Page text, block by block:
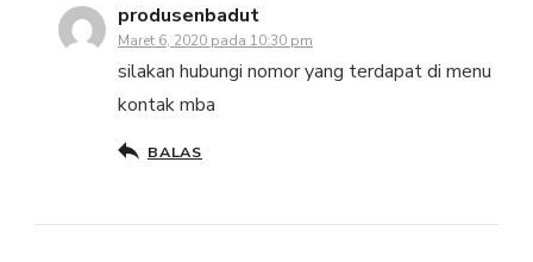
produsenbadut
Maret 6, 2020 pada 10:30 pm
silakan hubungi nomor yang terdapat di menu
kontak mba
BALAS